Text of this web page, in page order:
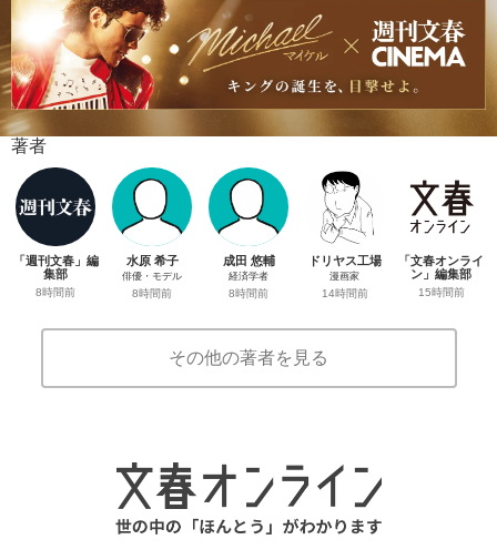
著者
「週刊文春」編
集部
8時間前
水原 希子
俳優・モデル
8時間前
成田 悠輔
経済学者
8時間前
ドリヤス工場
漫画家
14時間前
「文春オンライ
ン」編集部
15時間前
その他の著者を見る